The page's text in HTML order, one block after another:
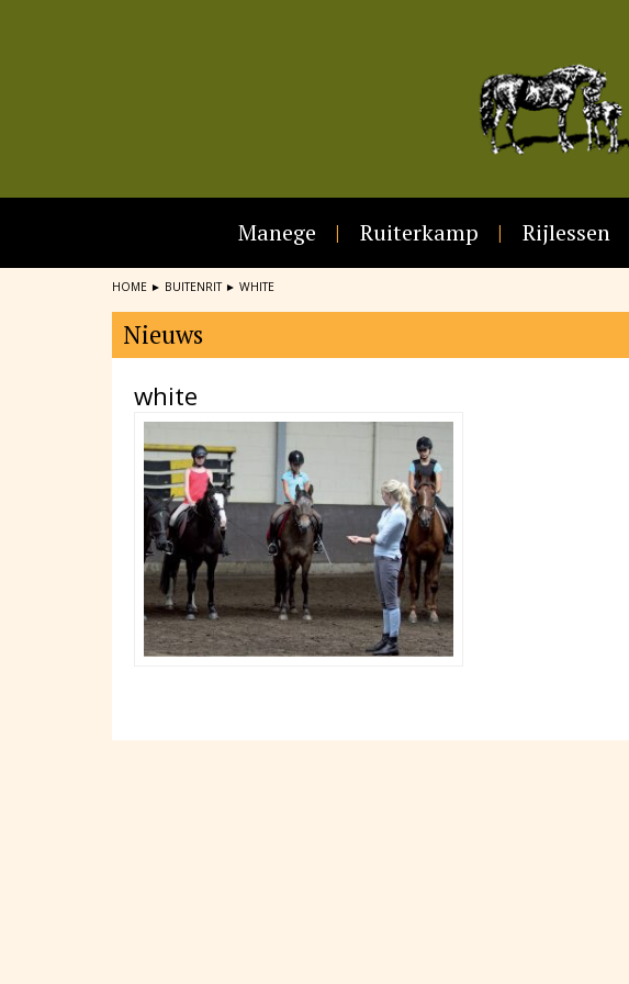
Manege Ruiterkamp Rijlessen
HOME ► BUITENRIT► WHITE
Nieuws
white